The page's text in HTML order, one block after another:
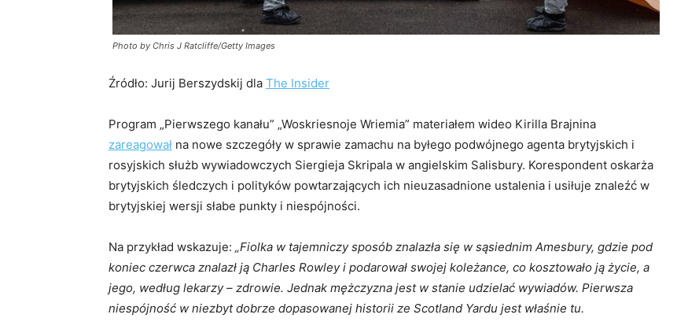
Photo by Chris J Ratcliffe/Getty Images
Źródło: Jurij Berszydskij dla The Insider
Program „Pierwszego kanału” „Woskriesnoje Wriemia” materiałem wideo Kirilla Brajnina
zareagował na nowe szczegóły w sprawie zamachu na byłego podwójnego agenta brytyjskich i
rosyjskich służb wywiadowczych Siergieja Skripala w angielskim Salisbury. Korespondent oskarża
brytyjskich śledczych i polityków powtarzających ich nieuzasadnione ustalenia i usiłuje znaleźć w
brytyjskiej wersji słabe punkty i niespójności.
Na przykład wskazuje: „Fiolka w tajemniczy sposób znalazła się w sąsiednim Amesbury, gdzie pod
koniec czerwca znalazł ją Charles Rowley i podarował swojej koleżance, co kosztowało ją życie, a
jego, według lekarzy – zdrowie. Jednak mężczyzna jest w stanie udzielać wywiadów. Pierwsza
niespójność w niezbyt dobrze dopasowanej historii ze Scotland Yardu jest właśnie tu.